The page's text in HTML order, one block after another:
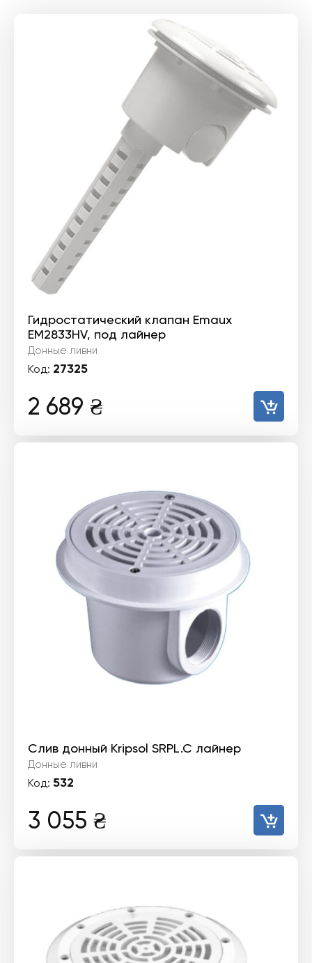
Гидростатический клапан Emaux
EM2833HV, под лайнер
Донные ливни
Код: 27325
2 689 ₴
Слив донный Kripsol SRPL.C лайнер
Донные ливни
Код: 532
3 055 ₴